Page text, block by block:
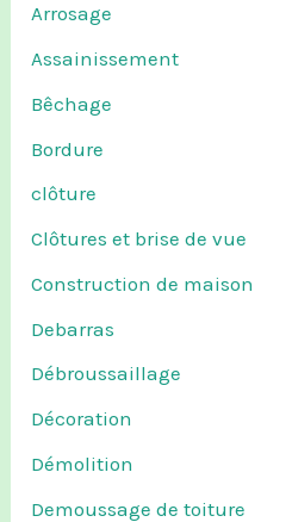
Arrosage
Assainissement
Bêchage
Bordure
clôture
Clôtures et brise de vue
Construction de maison
Debarras
Débroussaillage
Décoration
Démolition
Demoussage de toiture